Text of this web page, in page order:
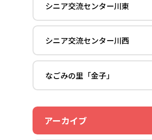
シニア交流センター川東
シニア交流センター川西
なごみの里「金子」
アーカイブ